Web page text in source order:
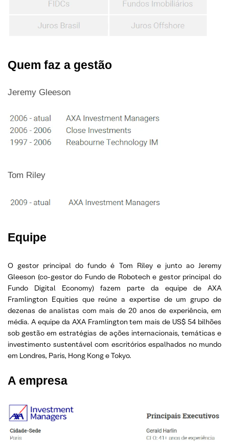
Quem faz a gestão
Jeremy Gleeson
Tom Riley
Equipe
O gestor principal do fundo é Tom Riley e junto ao Jeremy
Gleeson (co-gestor do Fundo de Robotech e gestor principal do
Fundo Digital Economy) fazem parte da equipe de AXA
Framlington Equities que reúne a expertise de um grupo de
dezenas de analistas com mais de 20 anos de experiência, em
média. A equipe da AXA Framlington tem mais de US$ 54 bilhões
sob gestão em estratégias de ações internacionais, temáticas e
investimento sustentável com escritórios espalhados no mundo
em Londres, Paris, Hong Kong e Tokyo.
A empresa